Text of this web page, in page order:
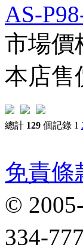
AS-
市場價
本店售
總計 129 個記錄 1
免責條
©
334-